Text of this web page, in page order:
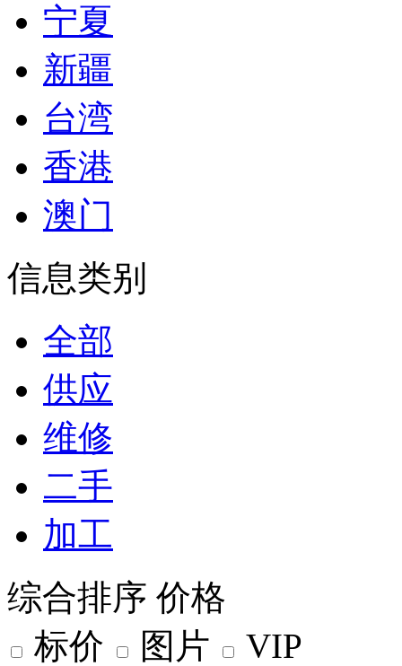
宁夏
新疆
台湾
香港
澳门
信息类别
全部
供应
维修
二手
加工
综合排序 价格
标价
图片
VIP